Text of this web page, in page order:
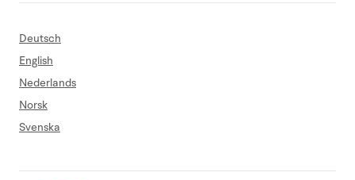
Deutsch
English
Nederlands
Norsk
Svenska